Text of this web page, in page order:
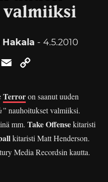
valmiiksi
Hakala - 4.5.2010
TwitterEmail
Terroron saanut uuden
nauhoitukset valmiiksi.
mm. Take Offensekitaristi
kitaristi Matt Henderson.
Media Recordsin kautta.